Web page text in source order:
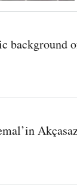
background